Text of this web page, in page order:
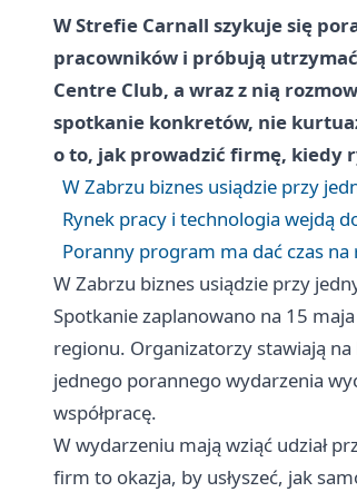
W Strefie Carnall szykuje się
pracowników i próbują
Centre Club, a wraz z nią
spotkanie konkretów, nie
o to, jak prowadzić firmę, kiedy
W Zabrzu biznes usiądzie przy
Rynek pracy i technologia wejdą
Poranny program ma dać czas
W Zabrzu biznes usiądzie przy
Spotkanie zaplanowano na 15
regionu. Organizatorzy stawiają
jednego porannego wydarzenia
współpracę.
W wydarzeniu mają wziąć udział
firm to okazja, by usłyszeć, jak